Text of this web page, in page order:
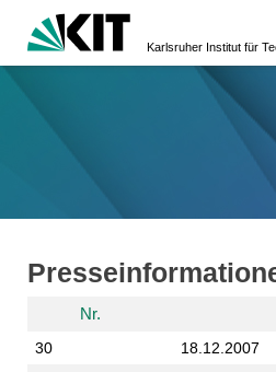
Karlsruher Institut für
Nr.
30
18.12.2007